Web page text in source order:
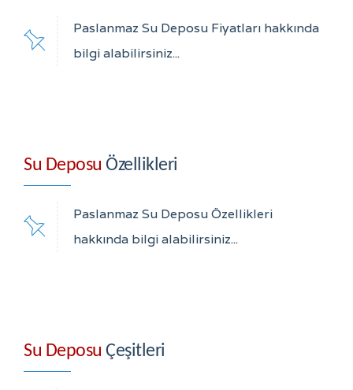
Paslanmaz Su Deposu Fiyatları hakkında
bilgi alabilirsiniz...
Su Deposu Özellikleri
Paslanmaz Su Deposu Özellikleri
hakkında bilgi alabilirsiniz...
Su Deposu Çeşitleri